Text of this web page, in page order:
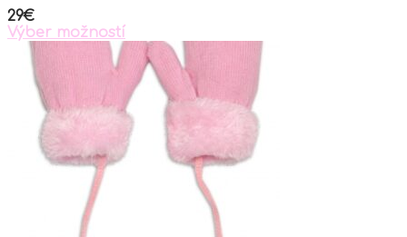
29€
Výber možností
This
product
has
multiple
variants.
options